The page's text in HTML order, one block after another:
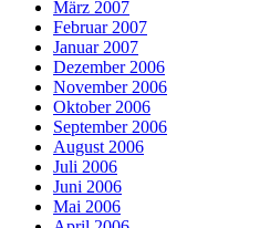
März 2007
Februar 2007
Januar 2007
Dezember 2006
November 2006
Oktober 2006
September 2006
August 2006
Juli 2006
Juni 2006
Mai 2006